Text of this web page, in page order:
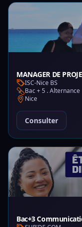
MANAGER DE
ISC-Nice BS
Bac + 5 . Alternance
Nice
Consulter
Bac+3